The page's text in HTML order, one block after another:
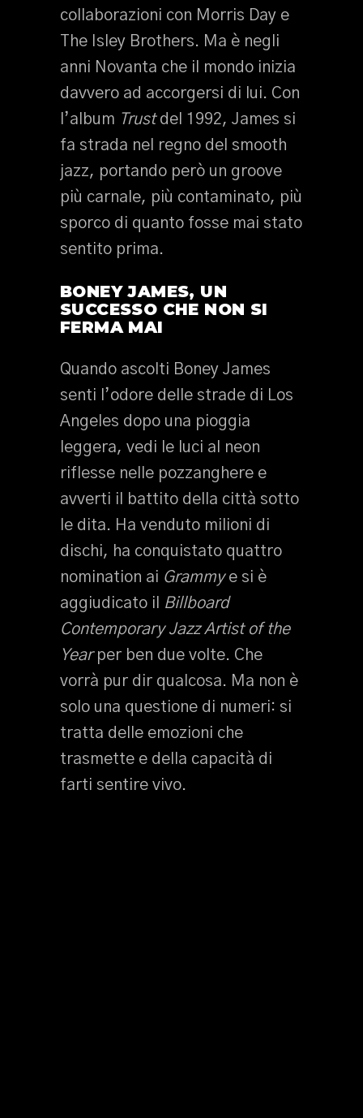
collaborazioni con Morris Day e
The Isley Brothers. Ma è negli
anni Novanta che il mondo inizia
davvero ad accorgersi di lui. Con
l’album Trustdel 1992, James si
fa strada nel regno del smooth
jazz, portando però un groove
più carnale, più contaminato, più
sporco di quanto fosse mai stato
sentito prima.
BONEY JAMES, UN
SUCCESSO CHE NON SI
FERMA MAI
Quando ascolti Boney James
senti l’odore delle strade di Los
Angeles dopo una pioggia
leggera, vedi le luci al neon
riflesse nelle pozzanghere e
avverti il battito della città sotto
le dita. Ha venduto milioni di
dischi, ha conquistato quattro
nomination ai Grammy e si è
aggiudicato il Billboard
Contemporary Jazz Artist of the
Year per ben due volte. Che
vorrà pur dir qualcosa. Ma non è
solo una questione di numeri: si
tratta delle emozioni che
trasmette e della capacità di
farti sentire vivo.